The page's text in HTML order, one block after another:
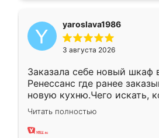
yaroslava1986
3 августа 2026
Заказала себе новый шкаф
Ренессанс где ранее
новую кухню.Чего искать,
вполне довольна. Служит
два года, нареканий нет.
Читать полностью